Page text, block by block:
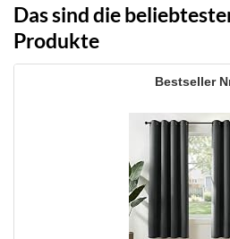
Das sind die
Produkte